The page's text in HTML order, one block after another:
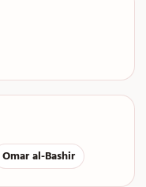
Omar al-Bashir